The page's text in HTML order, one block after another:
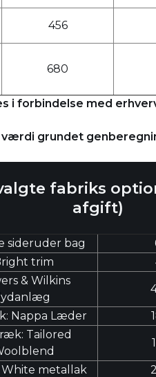
456
680
i forbindelse med
grundet
fabriks
afgift)
sideruder bag
trim
& Wilkins
lydanlæg
Nappa Læder
Tailored
White metallak